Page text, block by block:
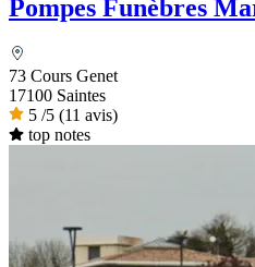
Pompes Funèbres
73 Cours Genet
17100 Saintes
5 /5 (11 avis)
top notes